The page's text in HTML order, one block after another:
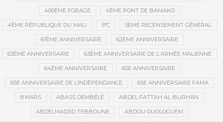
400ÈME FORAGE 4ÈME PONT DE BAMAKO
4ÈME RÉPUBLIQUE DU MALI 5°C 5ÈME RECENSEMENT GÉNÉRAL
61ÈME ANNIVERSAIRE 62ÈME ANNIVERSAIRE
63ÈME ANNIVERSAIRE 63ÈME ANNIVERSAIRE DE L'ARMÉE MALIENNE
64ÈME ANNIVERSAIRE 65E ANNIVERSAIRE
65E ANNIVERSAIRE DE L’INDÉPENDANCE 65E ANNIVERSAIRE FAMA
8 MARS ABASS DEMBÉLÉ ABDEL FATTAH AL-BURHAN
ABDELMADJID TEBBOUNE ABDOU OUOLOGUEM